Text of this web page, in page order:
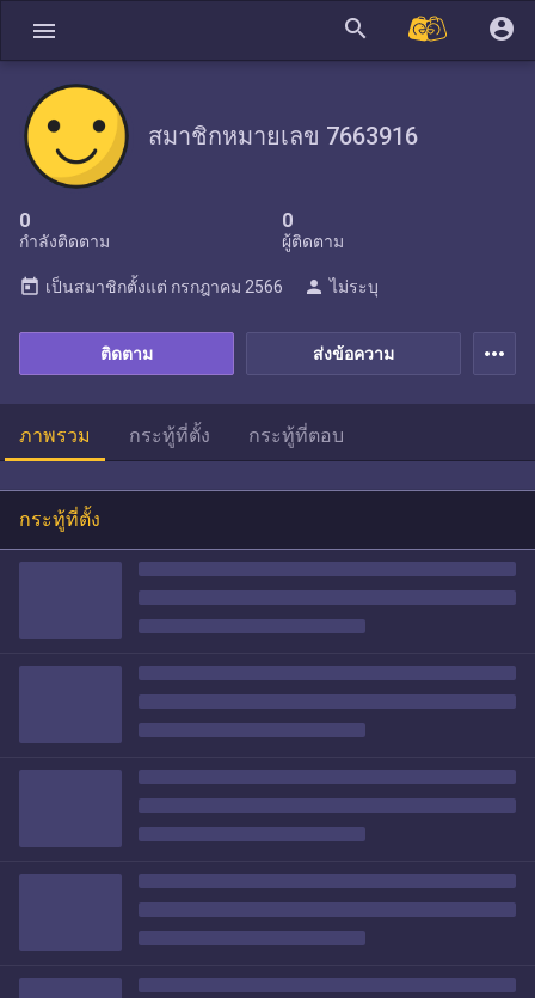
menu search account_circle
สมาชิกหมายเลข 7663916
0
กำลังติดตาม
0
ผู้ติดตาม
ส่งข้อความ
ติดตาม
today เป็นสมาชิกตั้งแต่ กรกฎาคม 2566 person ไม่ระบุ
more_horiz
ภาพรวม กระทู้ที่ตั้ง กระทู้ที่ตอบ
กระทู้ที่ตั้ง